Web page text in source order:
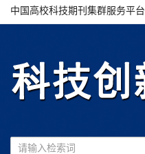
中国高校科技期刊集群服务平台